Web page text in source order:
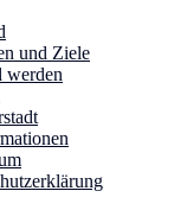
und Ziele
werden